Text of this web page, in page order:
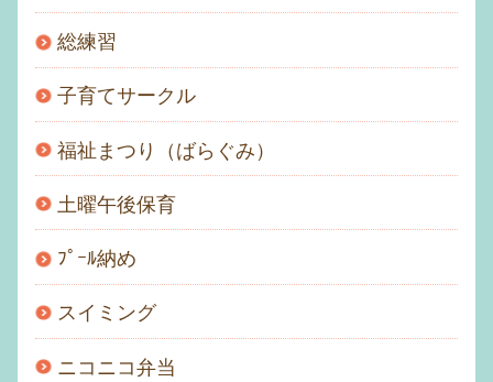
総練習
子育てサークル
福祉まつり（ばらぐみ）
土曜午後保育
ﾌﾟｰﾙ納め
スイミング
ニコニコ弁当